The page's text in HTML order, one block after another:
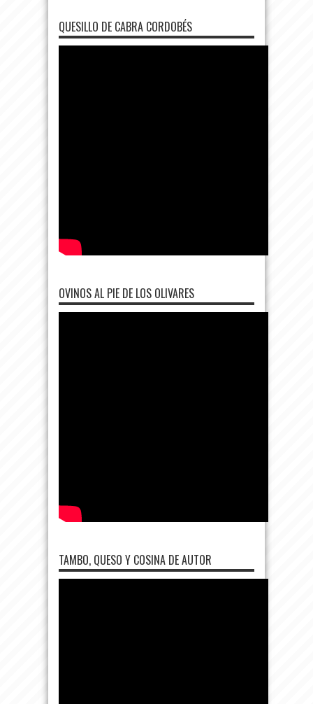
QUESILLO DE CABRA CORDOBÉS
OVINOS AL PIE DE LOS OLIVARES
TAMBO, QUESO Y COSINA DE AUTOR